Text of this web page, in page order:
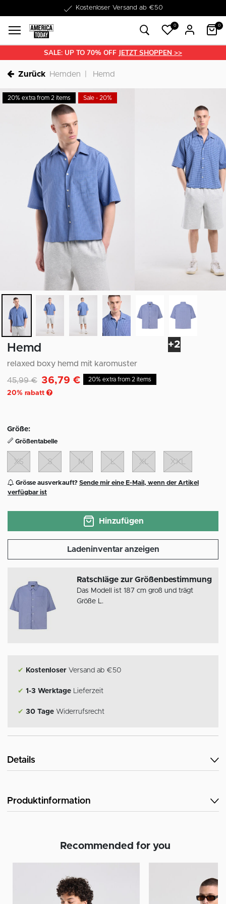
1-3 Werktage Lieferzeit
0 0
SALE: UP TO 70% OFF JETZT SHOPPEN >>
Zurück Hemden Hemd
+2
20% extra from 2 items Sale - 20%
Hemd
relaxed boxy hemd mit karomuster
Reduziert von
45,99 €auf36,79 €
20% rabatt
20% extra from 2 items
Größe:
Größentabelle
XS S M L XL XXL
Grösse ausverkauft? Sende mir eine E-Mail, wenn der Artikel
verfügbar ist
Hinzufügen
Ladeninventar anzeigen
Ratschläge zur Größenbestimmung
Das Modell ist 187 cm groß und trägt
Größe L.
✔ Kostenloser Versand ab €50
✔ 1-3 Werktage Lieferzeit
✔ 30 Tage Widerrufsrecht
Details
Produktinformation
Recommended for you